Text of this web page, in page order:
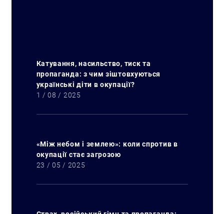
Катування, насильство, тиск та
пропаганда: з чим зіштовхуються
українські діти в окупації?
1 / 08 / 2025
«Між небом і землею»: коли спротив в
окупації стає загрозою
23 / 05 / 2025